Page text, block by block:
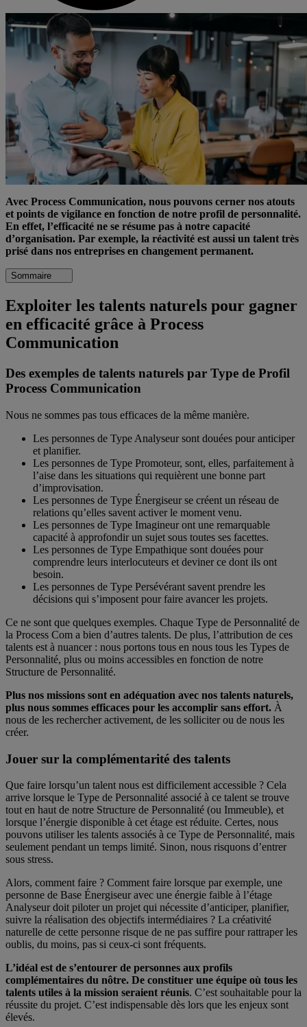
Avec Process Communication, nous pouvons cerner nos atouts
et points de vigilance en fonction de notre profil de personnalité.
En effet, l’efficacité ne se résume pas à notre capacité
d’organisation. Par exemple, la réactivité est aussi un talent très
prisé dans nos entreprises en changement permanent.
Sommaire
Exploiter les talents naturels pour gagner
en efficacité grâce à Process
Communication
Des exemples de talents naturels par Type de Profil
Process Communication
Nous ne sommes pas tous efficaces de la même manière.
Les personnes de Type Analyseur sont douées pour anticiper
et planifier.
Les personnes de Type Promoteur, sont, elles, parfaitement à
l’aise dans les situations qui requièrent une bonne part
d’improvisation.
Les personnes de Type Énergiseur se créent un réseau de
relations qu’elles savent activer le moment venu.
Les personnes de Type Imagineur ont une remarquable
capacité à approfondir un sujet sous toutes ses facettes.
Les personnes de Type Empathique sont douées pour
comprendre leurs interlocuteurs et deviner ce dont ils ont
besoin.
Les personnes de Type Persévérant savent prendre les
décisions qui s’imposent pour faire avancer les projets.
Ce ne sont que quelques exemples. Chaque Type de Personnalité de
la Process Com a bien d’autres talents. De plus, l’attribution de ces
talents est à nuancer : nous portons tous en nous tous les Types de
Personnalité, plus ou moins accessibles en fonction de notre
Structure de Personnalité.
Plus nos missions sont en adéquation avec nos talents naturels,
plus nous sommes efficaces pour les accomplir sans effort. À
nous de les rechercher activement, de les solliciter ou de nous les
créer.
Jouer sur la complémentarité des talents
Que faire lorsqu’un talent nous est difficilement accessible ? Cela
arrive lorsque le Type de Personnalité associé à ce talent se trouve
tout en haut de notre Structure de Personnalité (ou Immeuble), et
lorsque l’énergie disponible à cet étage est réduite. Certes, nous
pouvons utiliser les talents associés à ce Type de Personnalité, mais
seulement pendant un temps limité. Sinon, nous risquons d’entrer
sous stress.
Alors, comment faire ? Comment faire lorsque par exemple, une
personne de Base Énergiseur avec une énergie faible à l’étage
Analyseur doit piloter un projet qui nécessite d’anticiper, planifier,
suivre la réalisation des objectifs intermédiaires ? La créativité
naturelle de cette personne risque de ne pas suffire pour rattraper les
oublis, du moins, pas si ceux-ci sont fréquents.
L’idéal est de s’entourer de personnes aux profils
complémentaires du nôtre. De constituer une équipe où tous les
talents utiles à la mission seraient réunis. C’est souhaitable pour la
réussite du projet. C’est indispensable dès lors que les enjeux sont
élevés.